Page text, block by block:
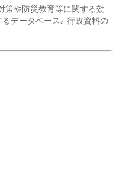
策や防災教育等に関する効
データベース。行政資料の